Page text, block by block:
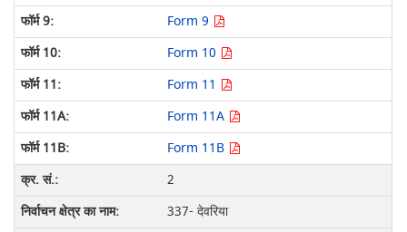
Form 9
Form 10
Form 11
Form 11A
Form 11B
2
337- देवरिया